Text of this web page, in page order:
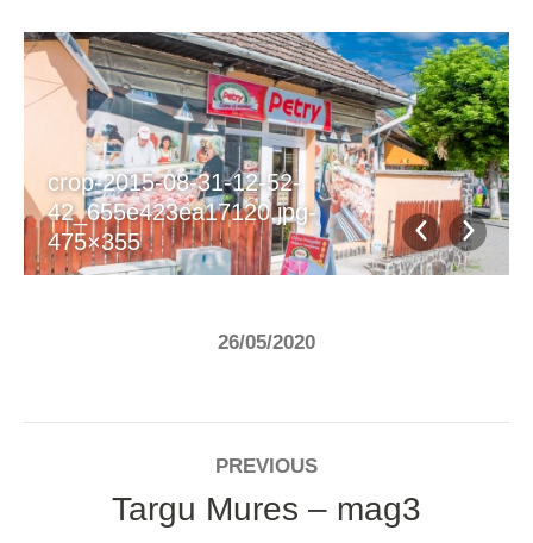
crop-2015-08-31-12-52-
42_655e423ea17120.jpg-
475×355
26/05/2020
NAVIGATIONPREVIOUS
Previous
Targu Mures – mag3